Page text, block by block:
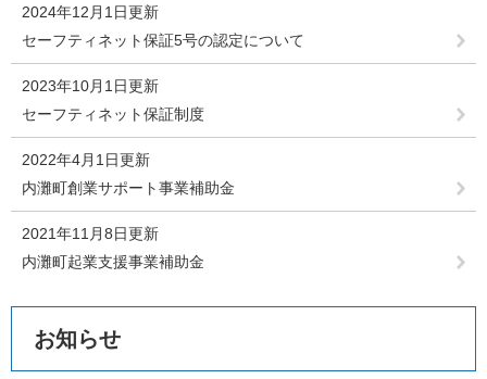
2024年12月1日更新
セーフティネット保証5号の認定について
2023年10月1日更新
セーフティネット保証制度
2022年4月1日更新
内灘町創業サポート事業補助金
2021年11月8日更新
内灘町起業支援事業補助金
お知らせ